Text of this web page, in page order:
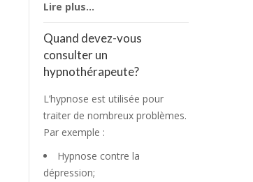
Lire plus…
Quand devez-vous
consulter un
hypnothérapeute?
L’hypnose est utilisée pour
traiter de nombreux problèmes.
Par exemple :
Hypnose contre la
dépression;